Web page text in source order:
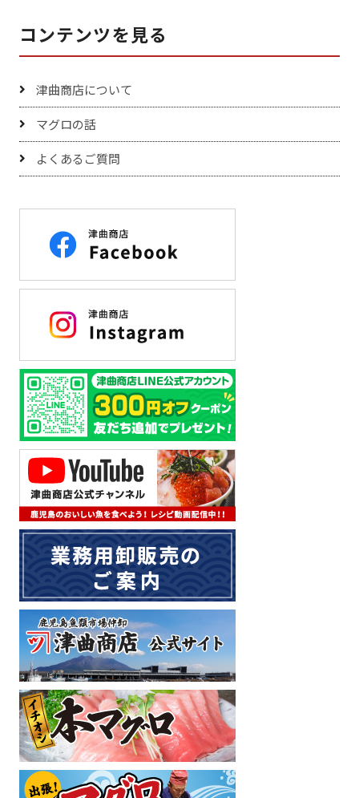
コンテンツを見る
津曲商店について
マグロの話
よくあるご質問